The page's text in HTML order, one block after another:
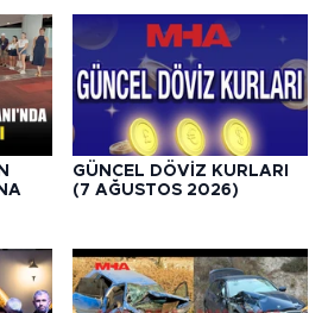
GÜNCEL DÖVİZ KURLARI
(7 AĞUSTOS 2026)